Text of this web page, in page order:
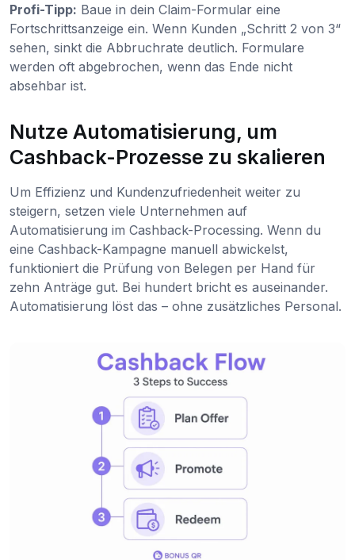
Profi-Tipp: Baue in dein Claim-Formular eine
Fortschrittsanzeige ein. Wenn Kunden „Schritt 2 von 3“
sehen, sinkt die Abbruchrate deutlich. Formulare
werden oft abgebrochen, wenn das Ende nicht
absehbar ist.
Nutze Automatisierung, um
Cashback-Prozesse zu skalieren
Um Effizienz und Kundenzufriedenheit weiter zu
steigern, setzen viele Unternehmen auf
Automatisierung im Cashback-Processing. Wenn du
eine Cashback-Kampagne manuell abwickelst,
funktioniert die Prüfung von Belegen per Hand für
zehn Anträge gut. Bei hundert bricht es auseinander.
Automatisierung löst das – ohne zusätzliches Personal.